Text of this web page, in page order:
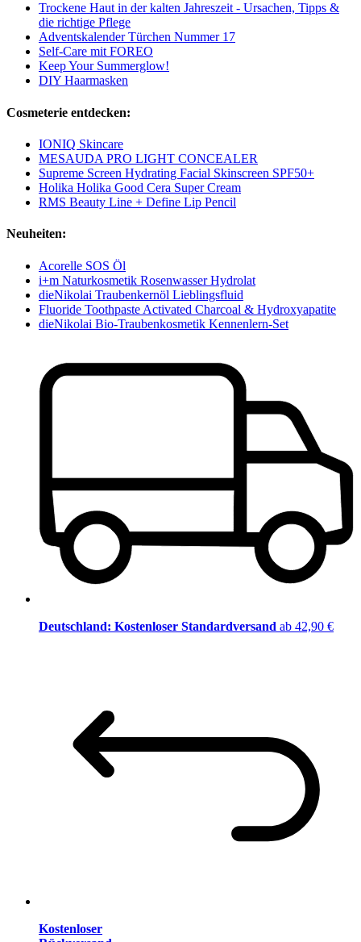
Trockene Haut in der kalten Jahreszeit - Ursachen, Tipps &
die richtige Pflege
Adventskalender Türchen Nummer 17
Self-Care mit FOREO
Keep Your Summerglow!
DIY Haarmasken
Cosmeterie entdecken:
IONIQ Skincare
MESAUDA PRO LIGHT CONCEALER
Supreme Screen Hydrating Facial Skinscreen SPF50+
Holika Holika Good Cera Super Cream
RMS Beauty Line + Define Lip Pencil
Neuheiten:
Acorelle SOS Öl
i+m Naturkosmetik Rosenwasser Hydrolat
dieNikolai Traubenkernöl Lieblingsfluid
Fluoride Toothpaste Activated Charcoal & Hydroxyapatite
dieNikolai Bio-Traubenkosmetik Kennenlern-Set
Deutschland: Kostenloser Standardversand ab 42,90 €
Kostenloser